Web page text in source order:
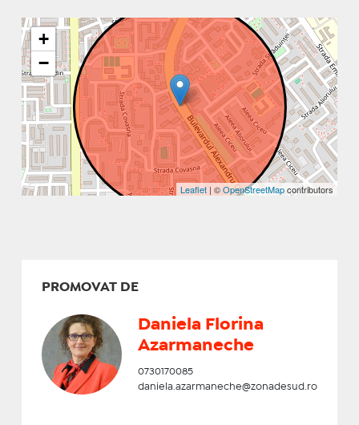
+
−
Leaflet | ©OpenStreetMapcontributors
PROMOVAT DE
Daniela Florina
Azarmaneche
0730170085
daniela.azarmaneche@zonadesud.ro